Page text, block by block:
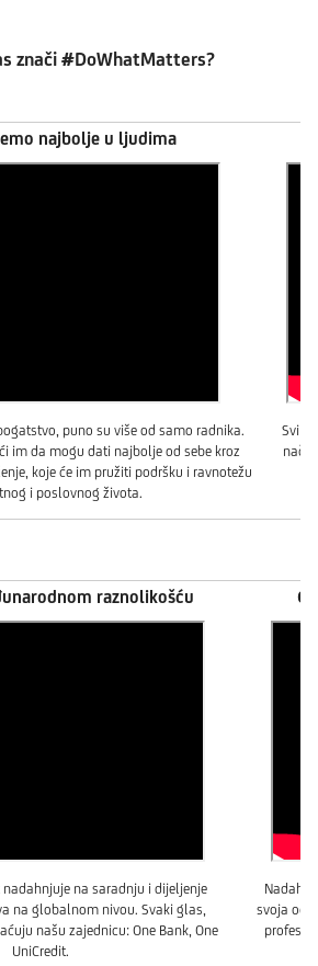
znači #DoWhatMatters?
najbolje u ljudima
puno su više od samo radnika.
im da mogu dati najbolje od sebe kroz
koje će im pružiti podršku i ravnotežu
i poslovnog života.
Svi
raznolikošću
na saradnju i dijeljenje
na globalnom nivou. Svaki glas,
našu zajednicu: One Bank, One
UniCredit.
svoja